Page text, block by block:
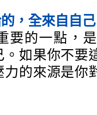
，全來自自己
要的一點，
。如果你不要
的來源是你